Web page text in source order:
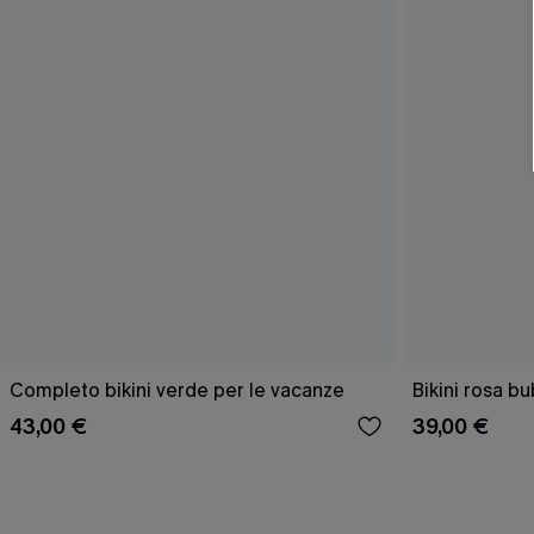
Completo bikini verde per le vacanze
43,00 €
Bikini rosa
39,00 €